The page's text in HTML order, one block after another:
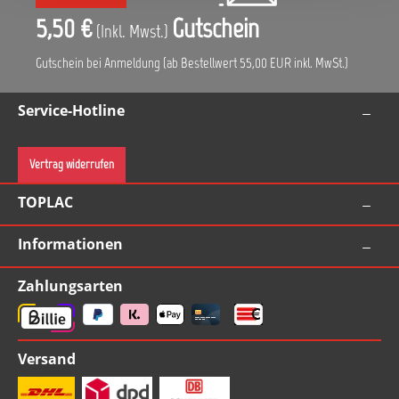
5,50 € (Inkl. Mwst.) Gutschein
Gutschein bei Anmeldung (ab Bestellwert 55,00 EUR inkl. MwSt.)
Service-Hotline
Vertrag widerrufen
TOPLAC
Informationen
Zahlungsarten
Versand